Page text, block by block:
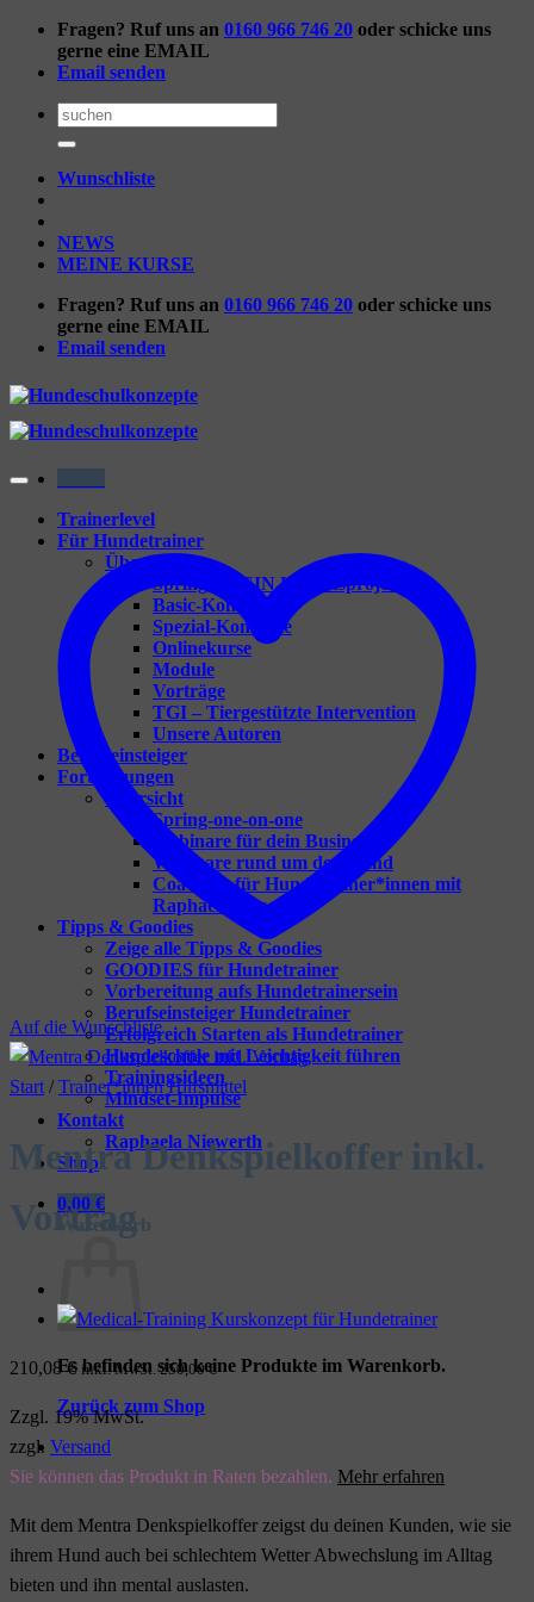
Zum
springen
Fragen? Ruf uns an 0160 966 746 20 oder schicke uns
gerne eine EMAIL
Email senden
Suchen
nach:
Wunschliste
NEWS
MEINE KURSE
Fragen? Ruf uns an 0160 966 746 20 oder schicke uns
gerne eine EMAIL
Email senden
Trainerlevel
Für Hundetrainer
Übersicht
Spring – DEIN Herzensprojekt
Basic-Konzepte
Spezial-Konzepte
Onlinekurse
Module
Vorträge
TGI – Tiergestützte Intervention
Unsere Autoren
Berufseinsteiger
Fortbildungen
Übersicht
Spring-one-on-one
Webinare für dein Business
Webinare rund um den Hund
Coaching für Hundetrainer*innen mit
Raphaela Niewerth
Tipps & Goodies
Zeige alle Tipps & Goodies
GOODIES für Hundetrainer
Vorbereitung aufs Hundetrainersein
Berufseinsteiger Hundetrainer
Erfolgreich Starten als Hundetrainer
Hundeschule mit Leichtigkeit führen
Trainingsideen
Mindset-Impulse
Kontakt
Raphaela Niewerth
Shop
0,00 €
Warenkorb
Es befinden sich keine Produkte im Warenkorb.
Zurück zum Shop
Auf die Wunschliste
Start / Trainer*innen Hilfsmittel
Mentra Denkspielkoffer inkl.
Vortrag
210,08€ inkl. MwSt.250,00€
Zzgl. 19% MwSt.
zzgl. Versand
Sie können das Produkt in Raten bezahlen. Mehr erfahren
Mit dem Mentra Denkspielkoffer zeigst du deinen Kunden, wie sie
ihrem Hund auch bei schlechtem Wetter Abwechslung im Alltag
bieten und ihn mental auslasten.